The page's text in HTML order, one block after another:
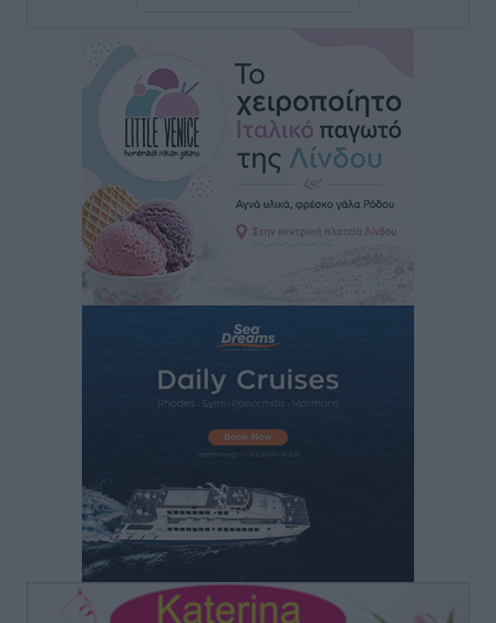
Ειδήσεις πριν 2 ώρες
Στον Ιπποκράτη η Μαρία Βλάχου
• πριν 2 ώρες
Οικονομική ενίσχυση για συντήρηση στο κλειστό της
Καρπάθου
Αθλητικά • πριν 2 ώρες
συμβόλαιο πυγμαχίας με MTGP και BXGP για Ευρώπη
πριν 2 ώρες
ΚΑΕ Κολοσσός: Τα… ευρωπαϊκά εισιτήρια διαρκείας
Αθλητικά πριν 2 ώρες
Ιπποκράτης: Ανανέωσε η Νίκη Καρτσαμάρη
Αθλητικά